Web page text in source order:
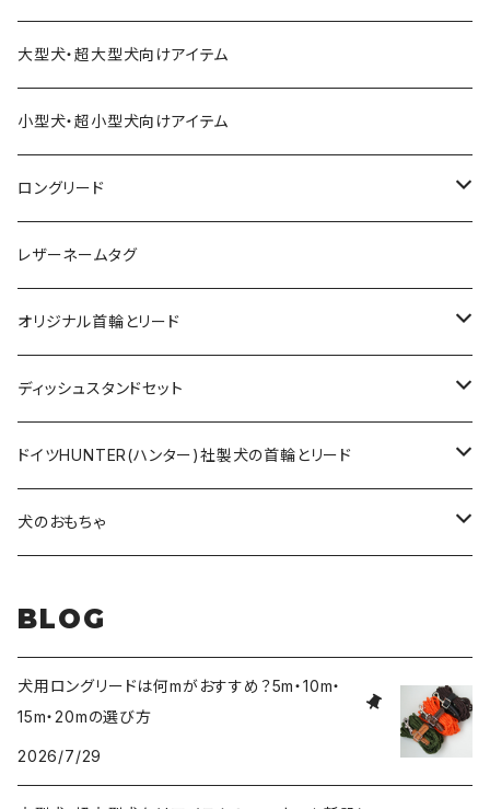
大型犬・超大型犬向けアイテム
小型犬・超小型犬向けアイテム
ロングリード
オリジナル軽量ロングリード
オリジナルロングリード
レザーネームタグ
オリジナル首輪とリード
ロープとヌメ革の首輪とリード
ヌメ革の首輪とリード
アニリンレザーの首輪とリード
ディッシュスタンドセット
無垢の木とステンレスのディッシュスタンドセット
超小型犬〜中型犬サイズ
無垢の木と陶器のディッシュスタンドセット
ドイツHUNTER(ハンター)社製犬の首輪とリード
HUNTER(ハンター）社製首輪
HUNTER（ハンター）社製スリップリード
JOKKE（フィンランド・ヨッケ）製首輪
犬のおもちゃ
ボールのおもちゃ
ぬいぐるみおもちゃ
水に浮くおもちゃ
BLOG
犬用ロングリードは何mがおすすめ？5m・10m・
15m・20mの選び方
2026/7/29